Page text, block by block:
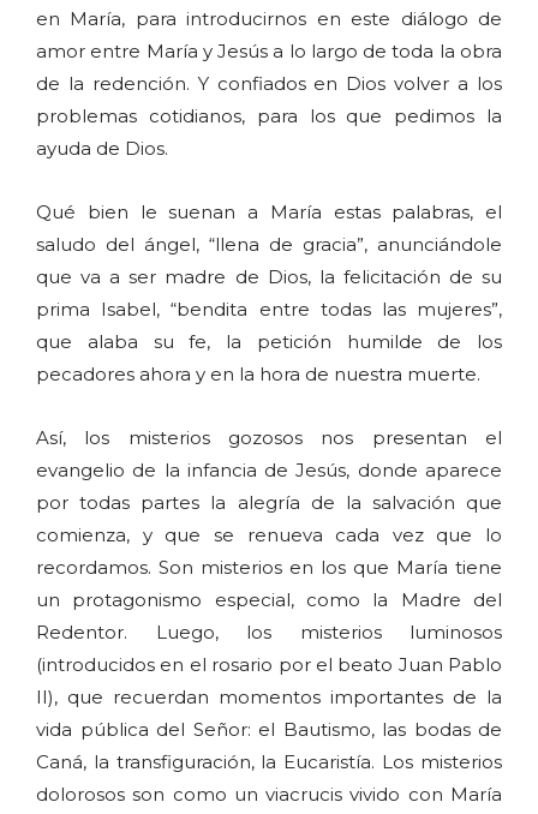
en María, para introducirnos en este diálogo de
amor entre María y Jesús a lo largo de toda la obra
de la redención. Y confiados en Dios volver a los
problemas cotidianos, para los que pedimos la
ayuda de Dios.
Qué bien le suenan a María estas palabras, el
saludo del ángel, “llena de gracia”, anunciándole
que va a ser madre de Dios, la felicitación de su
prima Isabel, “bendita entre todas las mujeres”,
que alaba su fe, la petición humilde de los
pecadores ahora y en la hora de nuestra muerte.
Así, los misterios gozosos nos presentan el
evangelio de la infancia de Jesús, donde aparece
por todas partes la alegría de la salvación que
comienza, y que se renueva cada vez que lo
recordamos. Son misterios en los que María tiene
un protagonismo especial, como la Madre del
Redentor. Luego, los misterios luminosos
(introducidos en el rosario por el beato Juan Pablo
II), que recuerdan momentos importantes de la
vida pública del Señor: el Bautismo, las bodas de
Caná, la transfiguración, la Eucaristía. Los misterios
dolorosos son como un viacrucis vivido con María